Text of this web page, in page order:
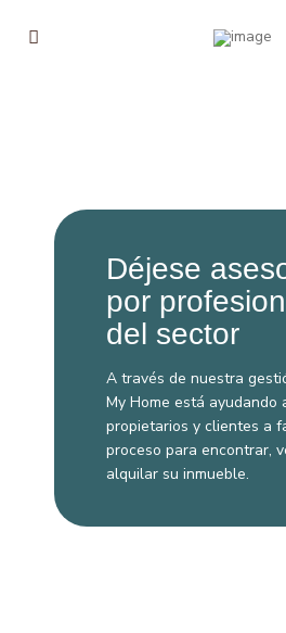
Déjese
por
del sector
A través de nuestra
My Home está ayudando
propietarios y clientes a
proceso para encontrar,
alquilar su inmueble.